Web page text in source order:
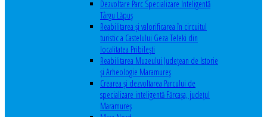
Dezvoltare Parc Specializare Inteligentă
Târgu Lăpuș
Reabilitarea și valorificarea în circuitul
turistic a Castelului Geza Teleki din
localitatea Pribilești
Reabilitarea Muzeului Județean de Istorie
și Arheologie Maramureș
Crearea și dezvoltarea Parcului de
specializare inteligentă Fărcașa, județul
Maramureș